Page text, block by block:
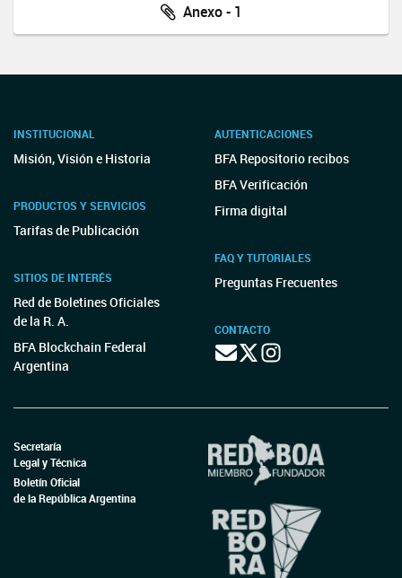
Anexo - 1
INSTITUCIONAL
Misión, Visión e Historia
PRODUCTOS Y SERVICIOS
Tarifas de Publicación
SITIOS DE INTERÉS
Red de Boletines Oficiales
de la R. A.
BFA Blockchain Federal
Argentina
AUTENTICACIONES
BFA Repositorio recibos
BFA Verificación
Firma digital
FAQ Y TUTORIALES
Preguntas Frecuentes
CONTACTO
Secretaría
Legal y Técnica
Boletín Oficial
de la República Argentina